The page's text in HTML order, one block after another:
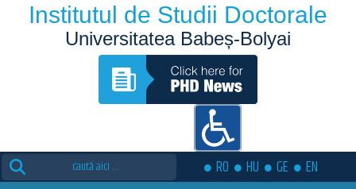
Institutul de Studii Doctorale
Universitatea Babeș-Bolyai
Search
for:
RO HU GE EN